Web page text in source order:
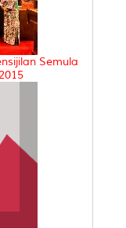
Semula